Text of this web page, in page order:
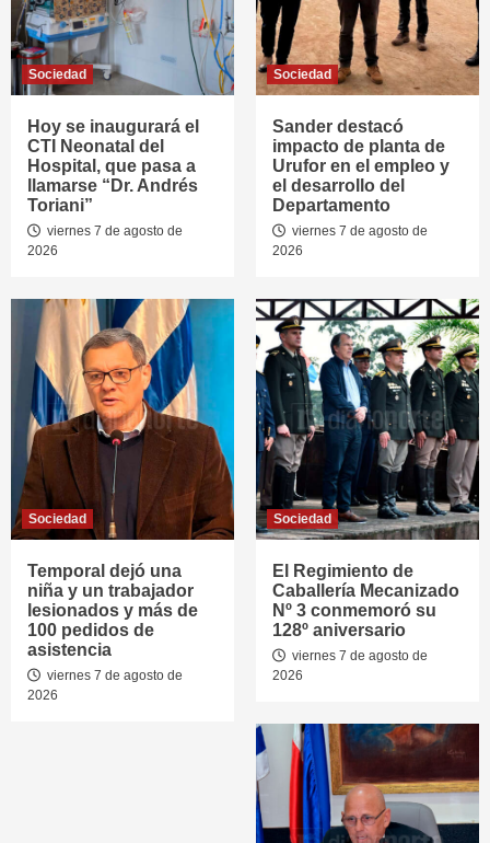
Sociedad
Hoy se inaugurará el
CTI Neonatal del
Hospital, que pasa a
llamarse “Dr. Andrés
Toriani”
viernes 7 de agosto de
2026
Sociedad
Sander destacó
impacto de planta de
Urufor en el empleo y
el desarrollo del
Departamento
viernes 7 de agosto de
2026
Sociedad
Temporal dejó una
niña y un trabajador
lesionados y más de
100 pedidos de
asistencia
viernes 7 de agosto de
2026
Sociedad
El Regimiento de
Caballería Mecanizado
Nº 3 conmemoró su
128º aniversario
viernes 7 de agosto de
2026